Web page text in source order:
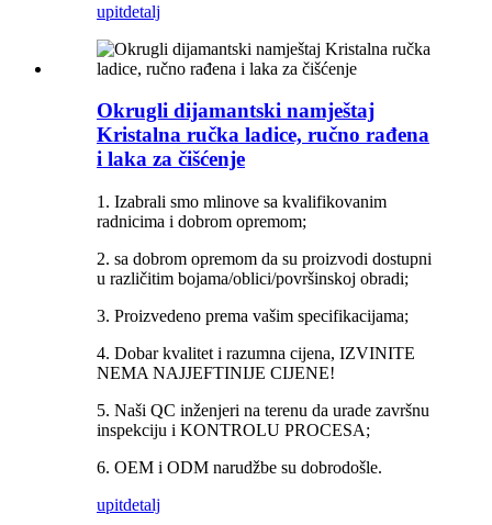
upitdetalj
Okrugli dijamantski namještaj
Kristalna ručka ladice, ručno rađena
i laka za čišćenje
1. Izabrali smo mlinove sa kvalifikovanim
radnicima i dobrom opremom;
2. sa dobrom opremom da su proizvodi dostupni
u različitim bojama/oblici/površinskoj obradi;
3. Proizvedeno prema vašim specifikacijama;
4. Dobar kvalitet i razumna cijena, IZVINITE
NEMA NAJJEFTINIJE CIJENE!
5. Naši QC inženjeri na terenu da urade završnu
inspekciju i KONTROLU PROCESA;
6. OEM i ODM narudžbe su dobrodošle.
upitdetalj